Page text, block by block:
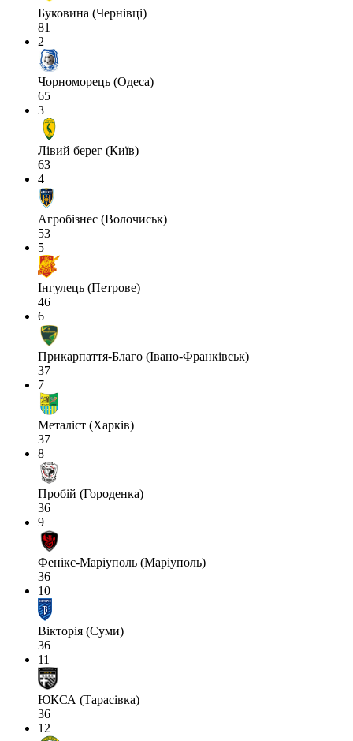
Буковина (Чернівці)
81
2
Чорноморець (Одеса)
65
3
Лівий берег (Київ)
63
4
Агробізнес (Волочиськ)
53
5
Інгулець (Петрове)
46
6
Прикарпаття-Благо (Івано-Франківськ)
37
7
Металіст (Харків)
37
8
Пробій (Городенка)
36
9
Фенікс-Маріуполь (Маріуполь)
36
10
Вікторія (Суми)
36
11
ЮКСА (Тарасівка)
36
12